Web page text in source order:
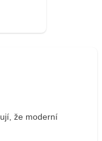
že moderní